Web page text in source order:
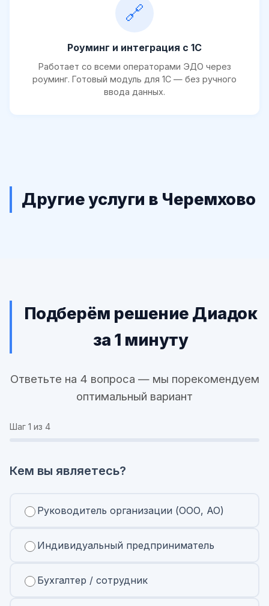
🔗
Роуминг и интеграция с 1С
Работает со всеми операторами ЭДО через
роуминг. Готовый модуль для 1С — без ручного
ввода данных.
Другие услуги в Черемхово
Подберём решение Диадок
за 1 минуту
Ответьте на 4 вопроса — мы порекомендуем
оптимальный вариант
Шаг 1 из 4
Кем вы являетесь?
Руководитель организации (ООО, АО)
Индивидуальный предприниматель
Бухгалтер / сотрудник